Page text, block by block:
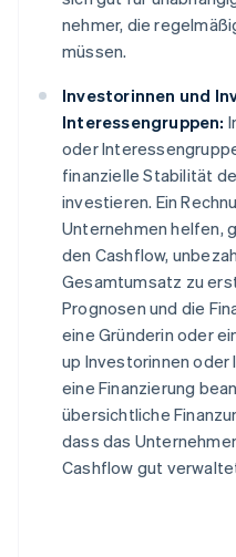
nehmer, die
müssen.
Investorinnen und
Interessengruppen:
oder
finanzielle Stabilität
investieren. Ein
Unternehmen helfen,
den Cashflow,
Gesamtumsatz zu
Prognosen und die
eine Gründerin oder
up Investorinnen
eine Finanzierung
übersichtliche
dass das
Cashflow gut